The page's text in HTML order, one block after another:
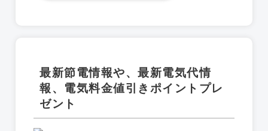
最新節電情報や、最新電気代情
報、電気料金値引きポイントプレ
ゼント